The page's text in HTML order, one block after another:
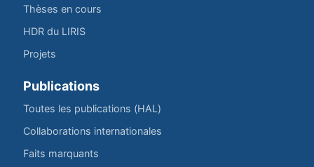
Thèses en cours
HDR du LIRIS
Projets
Publications
Toutes les publications (HAL)
Collaborations internationales
Faits marquants